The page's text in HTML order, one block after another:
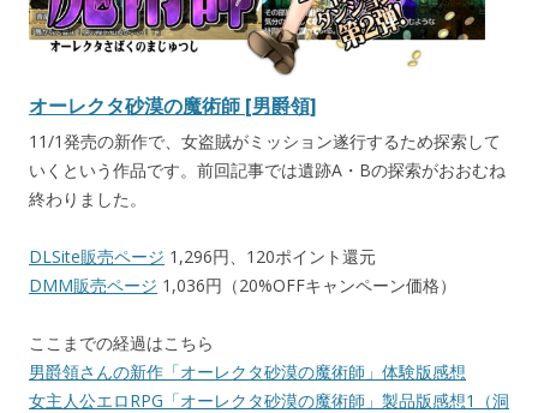
オーレクタ砂漠の魔術師 [男爵領]
11/1発売の新作で、女盗賊がミッション遂行するため探索して
いくという作品です。前回記事では遺跡A・Bの探索がおおむね
終わりました。
DLSite販売ページ 1,296円、120ポイント還元
DMM販売ページ 1,036円（20%OFFキャンペーン価格）
ここまでの経過はこちら
男爵領さんの新作「オーレクタ砂漠の魔術師」体験版感想
女主人公エロRPG「オーレクタ砂漠の魔術師」製品版感想1（洞